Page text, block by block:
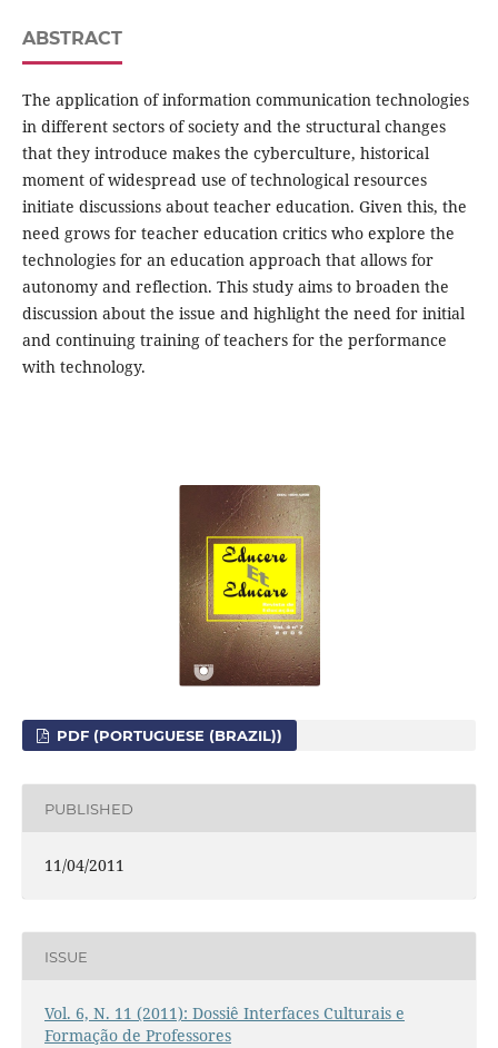
ABSTRACT
The application of information communication technologies
in different sectors of society and the structural changes
that they introduce makes the cyberculture, historical
moment of widespread use of technological resources
initiate discussions about teacher education. Given this, the
need grows for teacher education critics who explore the
technologies for an education approach that allows for
autonomy and reflection. This study aims to broaden the
discussion about the issue and highlight the need for initial
and continuing training of teachers for the performance
with technology.
PDF (PORTUGUESE (BRAZIL))
PUBLISHED
11/04/2011
ISSUE
Vol. 6, N. 11 (2011): Dossiê Interfaces Culturais e
Formação de Professores